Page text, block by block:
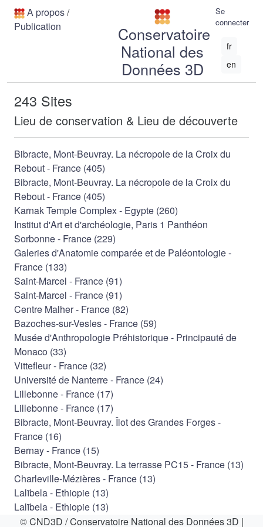
A propos/
Publication
Conservatoire
National des
Données 3D
Se
connecter
fr
en
243 Sites
Lieu de conservation & Lieu de découverte
Bibracte, Mont-Beuvray. La nécropole de la Croix du
Rebout - France (405)
Bibracte, Mont-Beuvray. La nécropole de la Croix du
Rebout - France (405)
Karnak Temple Complex - Egypte (260)
Institut d'Art et d'archéologie, Paris 1 Panthéon
Sorbonne - France (229)
Galeries d'Anatomie comparée et de Paléontologie -
France (133)
Saint-Marcel - France (91)
Saint-Marcel - France (91)
Centre Malher - France (82)
Bazoches-sur-Vesles - France (59)
Musée d'Anthropologie Préhistorique - Principauté de
Monaco (33)
Vittefleur - France (32)
Université de Nanterre - France (24)
Lillebonne - France (17)
Lillebonne - France (17)
Bibracte, Mont-Beuvray. Îlot des Grandes Forges -
France (16)
Bernay - France (15)
Bibracte, Mont-Beuvray. La terrasse PC15 - France (13)
Charleville-Mézières - France (13)
Lalībela - Ethiopie (13)
Lalībela - Ethiopie (13)
Saint-Jean-d'Abbetot - France (13)
© CND3D / Conservatoire National des Données 3D |